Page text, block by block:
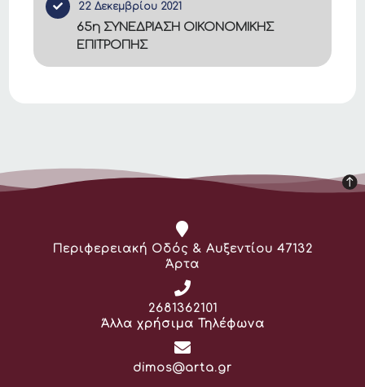
22 Δεκεμβρίου 2021
65η ΣΥΝΕΔΡΙΑΣΗ ΟΙΚΟΝΟΜΙΚΗΣ
ΕΠΙΤΡΟΠΗΣ
Διεύθυνση:
Περιφερειακή Οδός & Αυξεντίου 47132
Άρτα
Τηλέφωνο:
2681362101
Άλλα χρήσιμα Τηλέφωνα
Email:
dimos@arta.gr